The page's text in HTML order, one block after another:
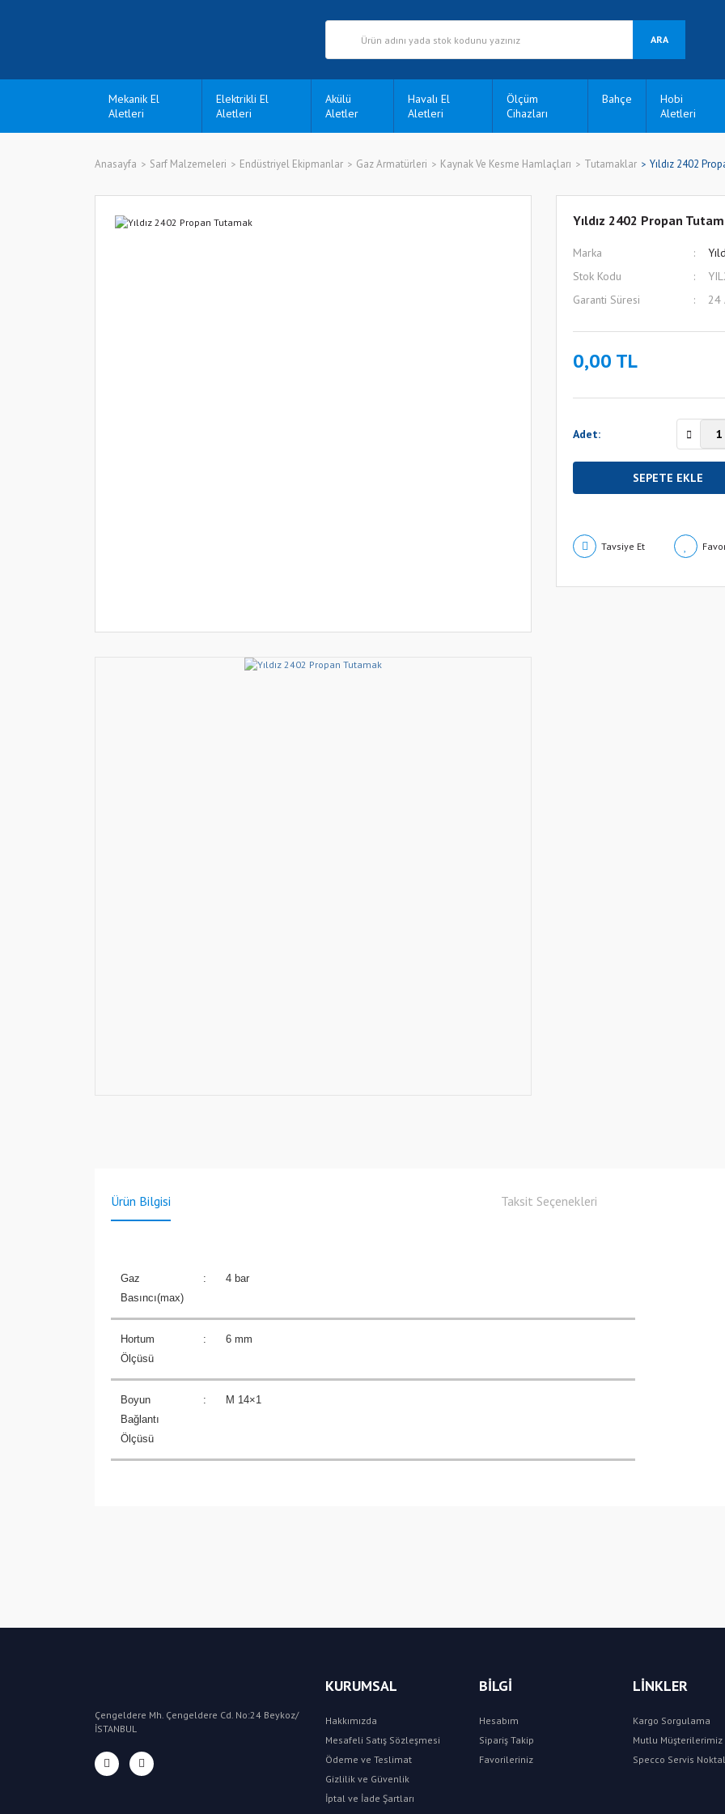
ARA
Mekanik El
Aletleri
Elektrikli El
Aletleri
Akülü
Aletler
Havalı El
Aletleri
Ölçüm
Cihazları
Bahçe
Hobi
Aletleri
Anasayfa Sarf Malzemeleri Endüstriyel Ekipmanlar Gaz Armatürleri Kaynak Ve Kesme Hamlaçları Tutamaklar Yıldız 2402
Yıldız 2402 Propan
Marka
Stok Kodu
Garanti Süresi
24
0,00 TL
Adet:
SEPETE EKLE
Tavsiye Et
Ürün Bilgisi Taksit Seçenekleri
Gaz
Basıncı(max)
: 4 bar
Hortum
Ölçüsü
: 6 mm
Boyun
Bağlantı
Ölçüsü
: M 14×1
Çengeldere Mh. Çengeldere Cd. No:24 Beykoz/
İSTANBUL
KURUMSAL
Hakkımızda
Mesafeli Satış Sözleşmesi
Ödeme ve Teslimat
Gizlilik ve Güvenlik
İptal ve İade Şartları
BİLGİ
Hesabım
Sipariş Takip
Favorileriniz
LİNKLER
Kargo Sorgulama
Mutlu Müşterilerimiz
Specco Servis